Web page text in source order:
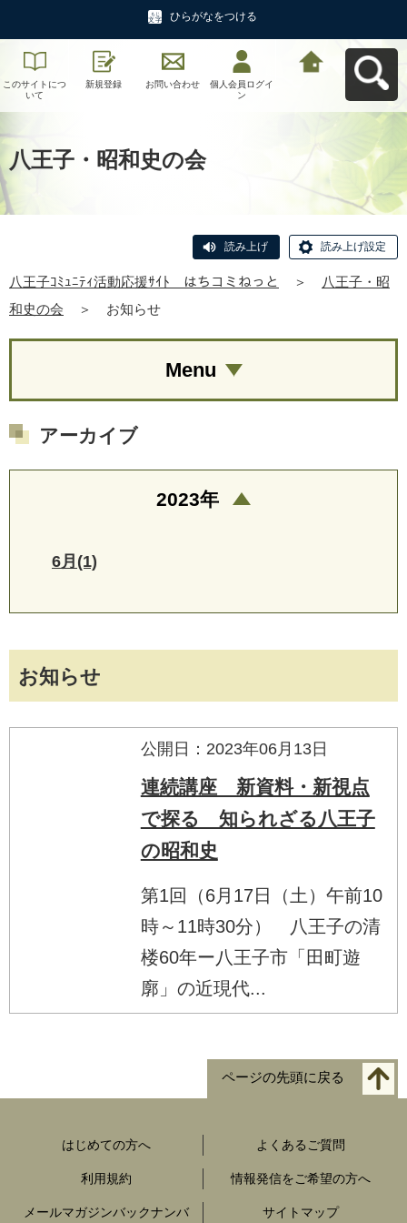
ひらがなをつける
このサイトにつ
いて
新規登録 お問い合わせ
個人会員ログイ
ン
八王子・昭和史の会
読み上げ 読み上げ設定
八王子ｺﾐｭﾆﾃｨ活動応援ｻｲﾄ はちコミねっと ＞
八王子・昭
和史の会
＞ お知らせ
お知らせ
公開日：2023年06月13日
連続講座 新資料・新視点
で探る 知られざる八王子
の昭和史
第1回（6月17日（土）午前10
時～11時30分） 八王子の清
楼60年ー八王子市「田町遊
廓」の近現代...
Menu
アーカイブ
2023年
6月(1)
ページの先頭に戻る
はじめての方へ よくあるご質問
利用規約 情報発信をご希望の方へ
メールマガジンバックナンバ サイトマップ